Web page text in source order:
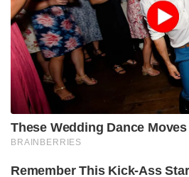
സംരക്ഷിക്കുന്നതായി വിവിധ
പ്രതിഷേധമുയർന്നു. പ്രതികളായ
പഠനം തുടരാൻ മറ്റൊരു
സൗകര്യമൊരുക്കാൻ
വിവാദമായി. ഇതിനെതിരെ
ഹൈക്കോടതിയെ സമീപിച്ചു.
സിംഗിൾ ബെഞ്ച്, പ്രതികൾക്ക്
അനുകൂലമായ നിലപാട്
നൽകാൻ തയ്യാറാകാതെ